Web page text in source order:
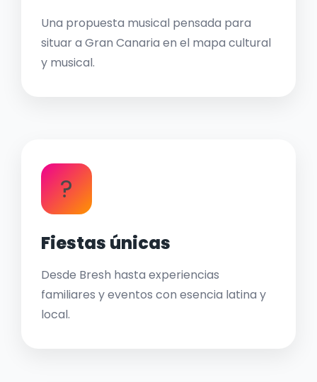
Una propuesta musical pensada para
situar a Gran Canaria en el mapa cultural
y musical.
?
Fiestas únicas
Desde Bresh hasta experiencias
familiares y eventos con esencia latina y
local.